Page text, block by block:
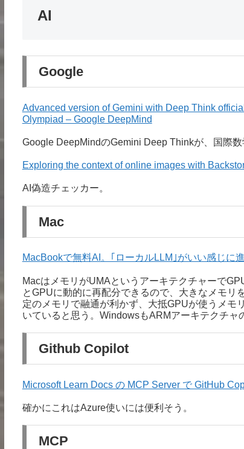
AI
Google
Advanced version of Gemini with Deep Think
Olympiad – Google DeepMind
Google DeepMindのGemini Deep Thinkが、国際
Exploring the context of online images with
AI偽造チェッカー。
Mac
MacBookで無料AI。｢ローカルLLM｣がいい感じに
MacはメモリがUMAというアーキテクチャーで
とGPUに動的に再配分できるので、大きなメモリ
定のメモリで融通が利かず、大抵GPUが使うメモ
いていると思う。WindowsもARMアーキテクチャ
Github Copilot
Microsoft Learn Docs の MCP Server で GitHub
確かにこれはAzure使いには便利そう。
MCP